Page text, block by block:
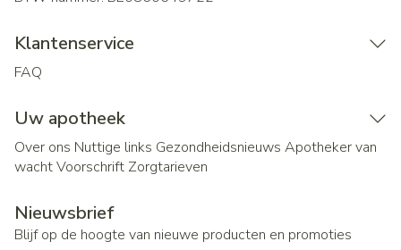
Klantenservice
FAQ
Uw apotheek
Over ons Nuttige links Gezondheidsnieuws Apotheker van
wachtVoorschrift Zorgtarieven
Nieuwsbrief
Blijf op de hoogte van nieuwe producten en promoties